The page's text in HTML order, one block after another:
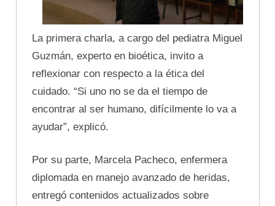
La primera charla, a cargo del pediatra Miguel
Guzmán, experto en bioética, invito a
reflexionar con respecto a la ética del
cuidado. “Si uno no se da el tiempo de
encontrar al ser humano, difícilmente lo va a
ayudar”, explicó.
Por su parte, Marcela Pacheco, enfermera
diplomada en manejo avanzado de heridas,
entregó contenidos actualizados sobre